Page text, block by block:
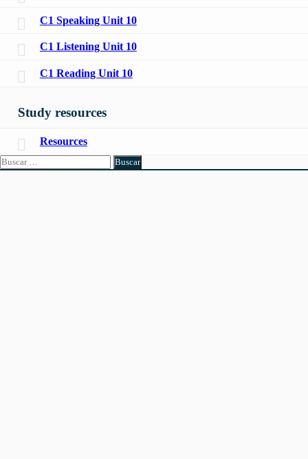
C1 Speaking Unit 10
C1 Listening Unit 10
C1 Reading Unit 10
Study resources
Resources
Buscar: